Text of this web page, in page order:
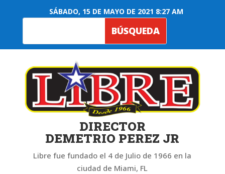
SÁBADO, 15 DE MAYO DE 2021 8:27 AM
DIRECTOR
DEMETRIO PEREZ JR
Libre fue fundado el 4 de Julio de 1966 en la
ciudad de Miami, FL